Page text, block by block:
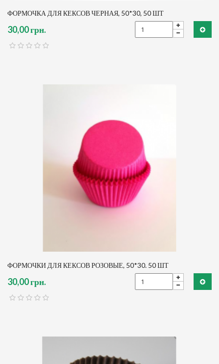
ФОРМОЧКА ДЛЯ КЕКСОВ ЧЕРНАЯ, 50*30, 50 ШТ
30,00 грн.
ФОРМОЧКИ ДЛЯ КЕКСОВ РОЗОВЫЕ, 50*30. 50 ШТ
30,00 грн.